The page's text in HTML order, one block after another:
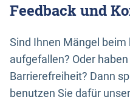
Feedback und
Sind Ihnen Mängel
aufgefallen? Oder
Barrierefreiheit? Dann
benutzen Sie dafür unser